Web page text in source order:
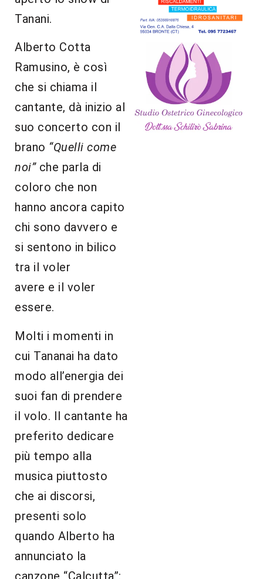
Tanani.
Alberto Cotta
Ramusino, è così
che si chiama il
cantante, dà inizio al
suo concerto con il
brano “Quelli come
noi” che parla di
coloro che non
hanno ancora capito
chi sono davvero e
si sentono in bilico
tra il voler
avere e il voler
essere.
Molti i momenti in
cui Tananai ha dato
modo all’energia dei
suoi fan di prendere
il volo. Il cantante ha
preferito dedicare
più tempo alla
musica piuttosto
che ai discorsi,
presenti solo
quando Alberto ha
annunciato la
canzone “Calcutta”: